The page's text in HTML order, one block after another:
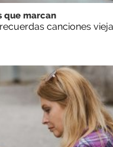
que marcan
canciones